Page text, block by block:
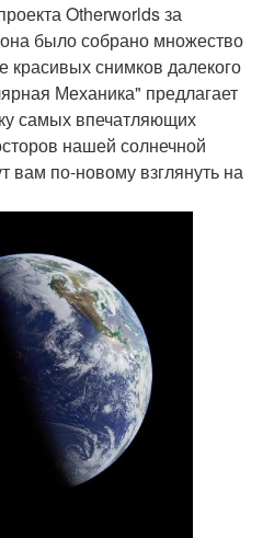
Otherworlds за
было собрано множество
снимков далекого
Механика" предлагает
самых впечатляющих
нашей солнечной
вам по-новому взглянуть на